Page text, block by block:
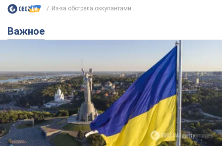
Из-за обстрела оккупантами...
Важное